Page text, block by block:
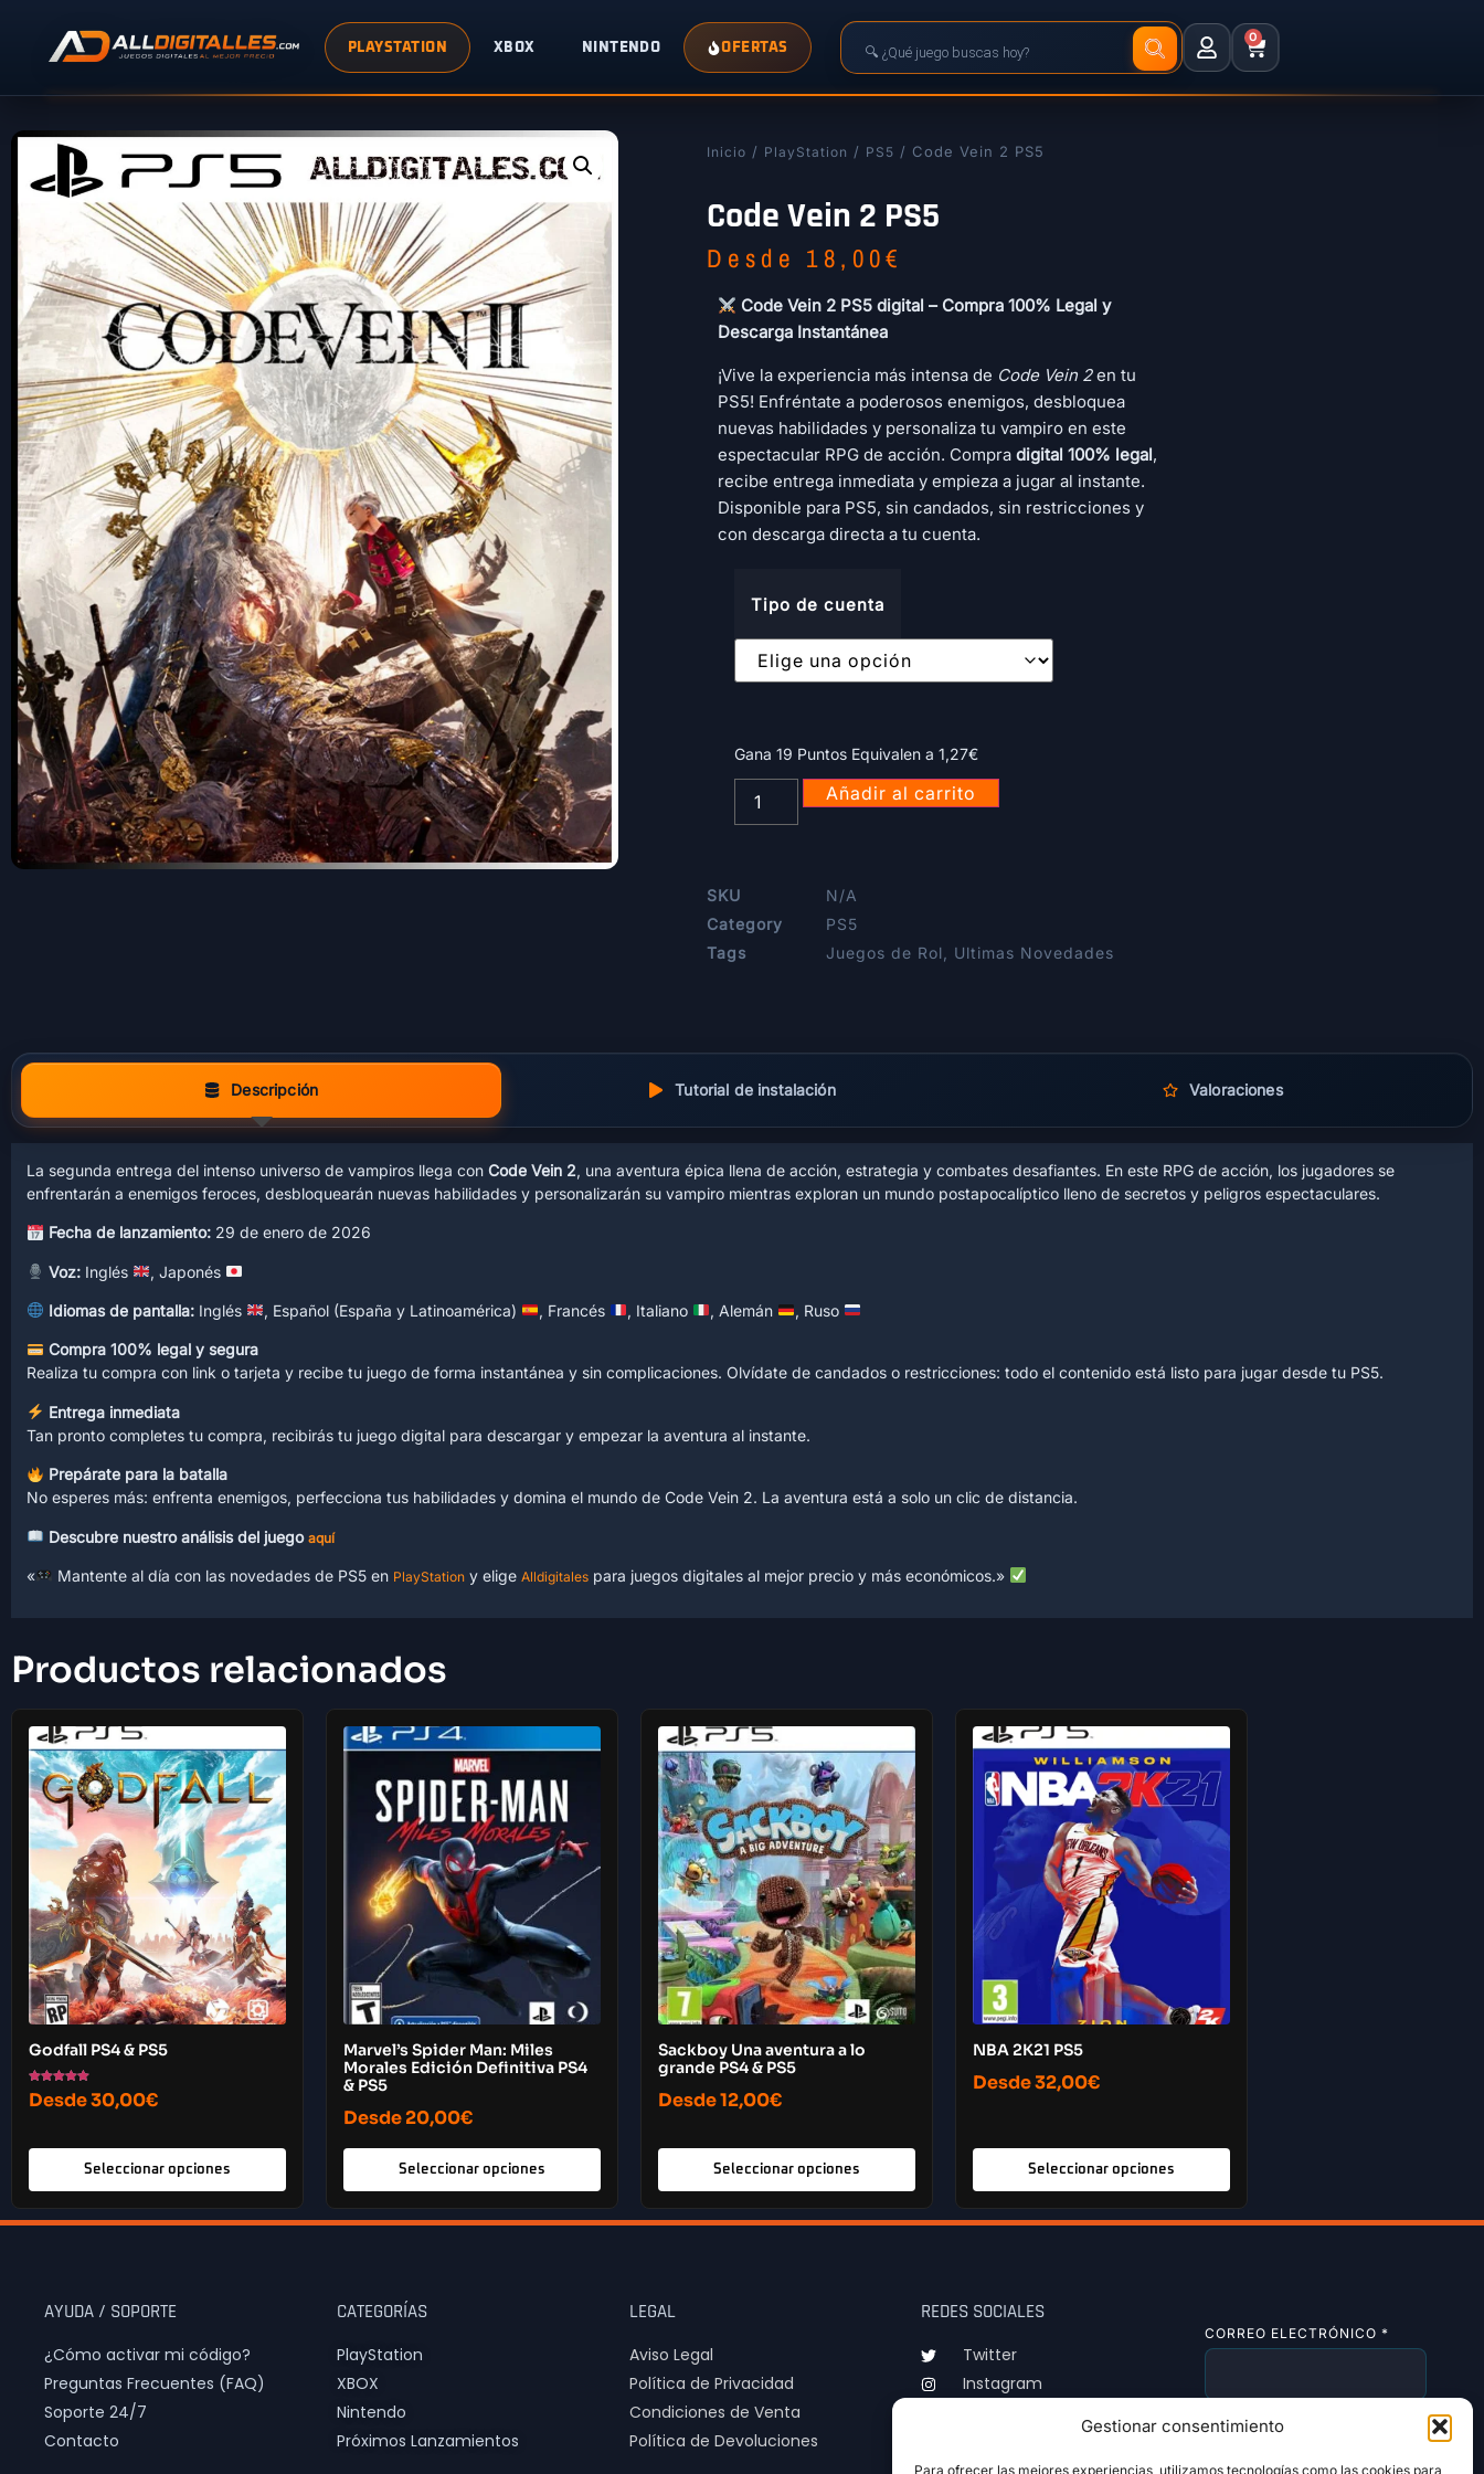
Gestionar consentimiento
Para ofrecer las mejores experiencias, utilizamos tecnologías como las cookies para
PLAYSTATION XBOX NINTENDO OFERTAS
0
Inicio / PlayStation / PS5 / Code Vein 2 PS5
Code Vein 2 PS5
Desde 18,00€
Code Vein 2 PS5 digital – Compra 100% Legal y
Descarga Instantánea
¡Vive la experiencia más intensa de Code Vein 2en tu
PS5! Enfréntate a poderosos enemigos, desbloquea
nuevas habilidades y personaliza tu vampiro en este
espectacular RPG de acción. Compra digital 100% legal,
recibe entrega inmediata y empieza a jugar al instante.
Disponible para PS5, sin candados, sin restricciones y
con descarga directa a tu cuenta.
Tipo de cuenta
Gana 19 Puntos Equivalen a 1,27€
Añadir al carrito
SKU
N/A
Category
PS5
Tags
Juegos de Rol Ultimas Novedades
Descripción Tutorial de instalación Valoraciones
La segunda entrega del intenso universo de vampiros llega con Code Vein 2, una aventura épica llena de acción, estrategia y combates desafiantes. En este RPG de acción, los jugadores se
enfrentarán a enemigos feroces, desbloquearán nuevas habilidades y personalizarán su vampiro mientras exploran un mundo postapocalíptico lleno de secretos y peligros espectaculares.
Fecha de lanzamiento:29 de enero de 2026
Voz:Inglés , Japonés
Idiomas de pantalla:Inglés , Español (España y Latinoamérica) , Francés , Italiano , Alemán , Ruso
Compra 100% legal y segura
Realiza tu compra con link o tarjeta y recibe tu juego de forma instantánea y sin complicaciones. Olvídate de candados o restricciones: todo el contenido está listo para jugar desde tu PS5.
Entrega inmediata
Tan pronto completes tu compra, recibirás tu juego digital para descargar y empezar la aventura al instante.
Prepárate para la batalla
No esperes más: enfrenta enemigos, perfecciona tus habilidades y domina el mundo de Code Vein 2. La aventura está a solo un clic de distancia.
Descubre nuestro análisis del juego aquí
« Mantente al día con las novedades de PS5 en PlayStationy elige Alldigitalespara juegos digitales al mejor precio y más económicos.»
Productos relacionados
Godfall PS4 & PS5
Valorado con
5.00
Desde30,00€
Seleccionar opciones
Marvel’s Spider Man: Miles
Morales Edición Definitiva PS4
& PS5
Desde20,00€
Seleccionar opciones
Sackboy Una aventura a lo
grande PS4 & PS5
Desde12,00€
Seleccionar opciones
NBA 2K21 PS5
Desde32,00€
Seleccionar opciones
AYUDA / SOPORTE
¿Cómo activar mi código?
Preguntas Frecuentes (FAQ)
Soporte 24/7
Contacto
CATEGORÍAS
PlayStation
XBOX
Nintendo
Próximos Lanzamientos
LEGAL
Aviso Legal
Política de Privacidad
Condiciones de Venta
Política de Devoluciones
REDES SOCIALES
Twitter
Instagram
CORREO ELECTRÓNICO*
SUSCRIBIRSE